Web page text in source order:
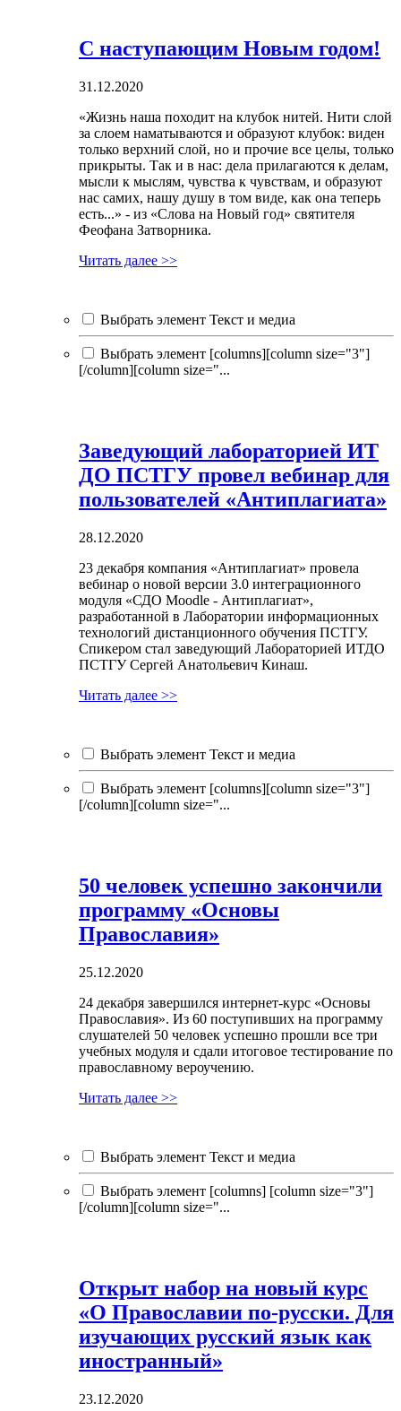
С наступающим Новым годом!
31.12.2020
«Жизнь наша походит на клубок нитей. Нити слой
за слоем наматываются и образуют клубок: виден
только верхний слой, но и прочие все целы, только
прикрыты. Так и в нас: дела прилагаются к делам,
мысли к мыслям, чувства к чувствам, и образуют
нас самих, нашу душу в том виде, как она теперь
есть...» - из «Слова на Новый год» святителя
Феофана Затворника.
Читать далее >>
Выбрать элемент Текст и медиа
Выбрать элемент [columns][column size="3"]
[/column][column size="...
Заведующий лабораторией ИТ
ДО ПСТГУ провел вебинар для
пользователей «Антиплагиата»
28.12.2020
23 декабря компания «Антиплагиат» провела
вебинар о новой версии 3.0 интеграционного
модуля «СДО Moodle - Антиплагиат»,
разработанной в Лаборатории информационных
технологий дистанционного обучения ПСТГУ.
Спикером стал заведующий Лабораторией ИТДО
ПСТГУ Сергей Анатольевич Кинаш.
Читать далее >>
Выбрать элемент Текст и медиа
Выбрать элемент [columns][column size="3"]
[/column][column size="...
50 человек успешно закончили
программу «Основы
Православия»
25.12.2020
24 декабря завершился интернет-курс «Основы
Православия». Из 60 поступивших на программу
слушателей 50 человек успешно прошли все три
учебных модуля и сдали итоговое тестирование по
православному вероучению.
Читать далее >>
Выбрать элемент Текст и медиа
Выбрать элемент [columns] [column size="3"]
[/column][column size="...
Открыт набор на новый курс
«О Православии по-русски. Для
изучающих русский язык как
иностранный»
23.12.2020